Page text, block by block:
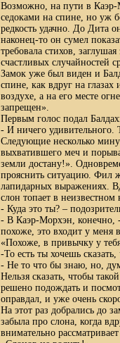
Возможно, на пути в Каэр-
седоками на спине, но уж
редкость удачно. До Дита
наконец-то он сумел
требовала стихов,
счастливых случайностей
Замок уже был виден и
спине, как вдруг на
воздухе, а на его месте
запрещен».
Первым голос подал
- И ничего удивительного.
Следующие несколько
выхватившего меч и
земли достану!».
прояснить ситуацию. Фил
лапидарных выражениях.
слон топает в неизвестном
- Куда это ты? –
- В Каэр-Морхэн, конечно, -
похоже, это входит у меня
«Похоже, в привычку у
-То есть ты хочешь
- Не то что бы знаю, но,
Нельзя сказать, чтобы
решено подождать и
оправдал, и уже очень
На этот раз добрались до
забыла про слона, когда
внимательно